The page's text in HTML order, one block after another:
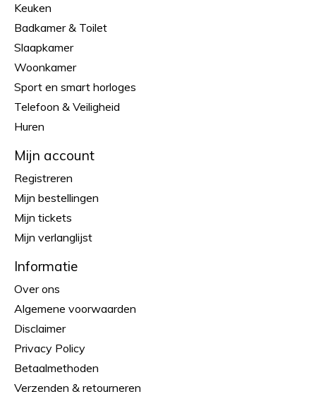
Keuken
Badkamer & Toilet
Slaapkamer
Woonkamer
Sport en smart horloges
Telefoon & Veiligheid
Huren
Mijn account
Registreren
Mijn bestellingen
Mijn tickets
Mijn verlanglijst
Informatie
Over ons
Algemene voorwaarden
Disclaimer
Privacy Policy
Betaalmethoden
Verzenden & retourneren